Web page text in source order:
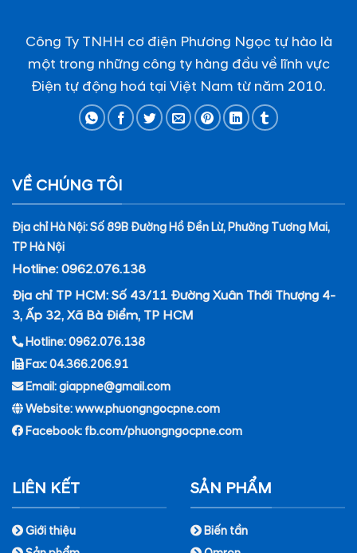
Công Ty TNHH cơ điện Phương Ngọc tự hào là
một trong những công ty hàng đầu về lĩnh vực
Điện tự động hoá tại Việt Nam từ năm 2010.
VỀ CHÚNG TÔI
Địa chỉ Hà Nội: Số 89B Đường Hồ Đền Lừ, Phường Tương Mai,
TP Hà Nội
Hotline: 0962.076.138
Địa chỉ TP HCM: Số 43/11 Đường Xuân Thới Thượng 4-
3, Ấp 32, Xã Bà Điểm, TP HCM
Hotline: 0962.076.138
Fax: 04.366.206.91
Email: giappne@gmail.com
Website: www.phuongngocpne.com
Facebook: fb.com/phuongngocpne.com
LIÊN KẾT
Giới thiệu
SẢN PHẨM
Biến tần